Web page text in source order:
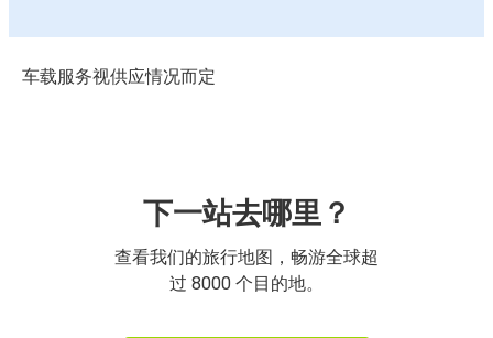
车载服务视供应情况而定
下一站去哪里？
查看我们的旅行地图，畅游全球超
过 8000 个目的地。